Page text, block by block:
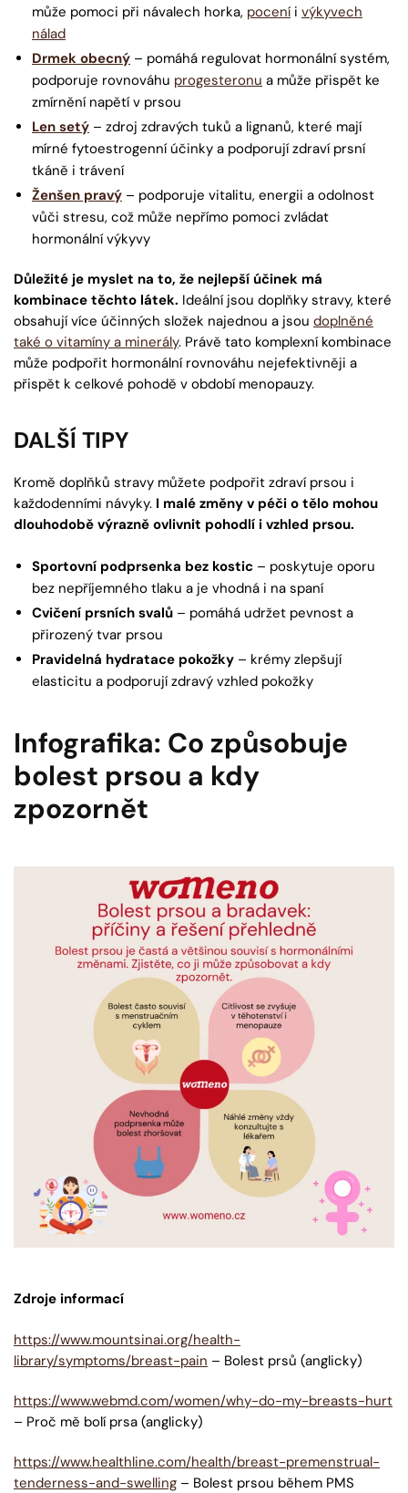
může pomoci při návalech horka, poceníi výkyvech
nálad
Drmek obecný – pomáhá regulovat hormonální systém,
podporuje rovnováhu progesteronu a může přispět ke
zmírnění napětí v prsou
Len setý – zdroj zdravých tuků a lignanů, které mají
mírné fytoestrogenní účinky a podporují zdraví prsní
tkáně i trávení
Ženšen pravý – podporuje vitalitu, energii a odolnost
vůči stresu, což může nepřímo pomoci zvládat
hormonální výkyvy
Důležité je myslet na to, že nejlepší účinek má
kombinace těchto látek. Ideální jsou doplňky stravy, které
obsahují více účinných složek najednou a jsou doplněné
také o vitamíny a minerály. Právě tato komplexní kombinace
může podpořit hormonální rovnováhu nejefektivněji a
přispět k celkové pohodě v období menopauzy.
DALŠÍ TIPY
Kromě doplňků stravy můžete podpořit zdraví prsou i
každodenními návyky. I malé změny v péči o tělo mohou
dlouhodobě výrazně ovlivnit pohodlí i vzhled prsou.
Sportovní podprsenka bez kostic – poskytuje oporu
bez nepříjemného tlaku a je vhodná i na spaní
Cvičení prsních svalů – pomáhá udržet pevnost a
přirozený tvar prsou
Pravidelná hydratace pokožky – krémy zlepšují
elasticitu a podporují zdravý vzhled pokožky
Infografika: Co způsobuje
bolest prsou a kdy
zpozornět
Zdroje informací
https://www.mountsinai.org/health-
library/symptoms/breast-pain – Bolest prsů (anglicky)
https://www.webmd.com/women/why-do-my-breasts-hurt
– Proč mě bolí prsa (anglicky)
https://www.healthline.com/health/breast-premenstrual-
tenderness-and-swelling – Bolest prsou během PMS